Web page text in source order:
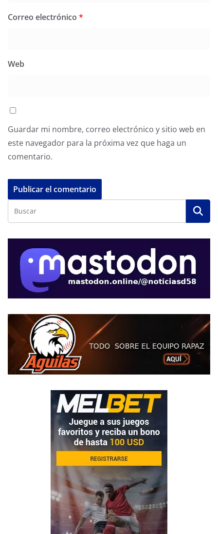
Correo electrónico *
Web
Guardar mi nombre, correo electrónico y sitio web en
este navegador para la próxima vez que haga un
comentario.